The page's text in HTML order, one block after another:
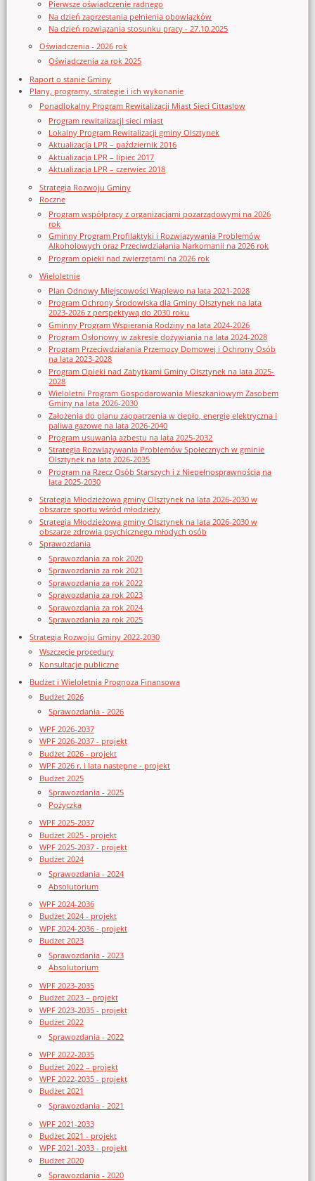
Pierwsze oświadczenie radnego
Na dzień zaprzestania pełnienia obowiązków
Na dzień rozwiązania stosunku pracy - 27.10.2025
Oświadczenia - 2026 rok
Oświadczenia za rok 2025
Raport o stanie Gminy
Plany, programy, strategie i ich wykonanie
Ponadlokalny Program Rewitalizacji Miast Sieci Cittaslow
Program rewitalizacji sieci miast
Lokalny Program Rewitalizacji gminy Olsztynek
Aktualizacja LPR – październik 2016
Aktualizacja LPR – lipiec 2017
Aktualizacja LPR – czerwiec 2018
Strategia Rozwoju Gminy
Roczne
Program współpracy z organizacjami pozarządowymi na 2026
rok
Gminny Program Profilaktyki i Rozwiązywania Problemów
Alkoholowych oraz Przeciwdziałania Narkomanii na 2026 rok
Program opieki nad zwierzętami na 2026 rok
Wieloletnie
Plan Odnowy Miejscowości Waplewo na lata 2021-2028
Program Ochrony Środowiska dla Gminy Olsztynek na lata
2023-2026 z perspektywą do 2030 roku
Gminny Program Wspierania Rodziny na lata 2024-2026
Program Osłonowy w zakresie dożywiania na lata 2024-2028
Program Przeciwdziałania Przemocy Domowej i Ochrony Osób
na lata 2023-2028
Program Opieki nad Zabytkami Gminy Olsztynek na lata 2025-
2028
Wieloletni Program Gospodarowania Mieszkaniowym Zasobem
Gminy na lata 2026-2030
Założenia do planu zaopatrzenia w ciepło, energię elektryczna i
paliwa gazowe na lata 2026-2040
Program usuwania azbestu na lata 2025-2032
Strategia Rozwiązywania Problemów Społecznych w gminie
Olsztynek na lata 2026-2035
Program na Rzecz Osób Starszych i z Niepełnosprawnością na
lata 2025-2030
Strategia Młodzieżowa gminy Olsztynek na lata 2026-2030 w
obszarze sportu wśród młodzieży
Strategia Młodzieżowa gminy Olsztynek na lata 2026-2030 w
obszarze zdrowia psychicznego młodych osób
Sprawozdania
Sprawozdania za rok 2020
Sprawozdania za rok 2021
Sprawozdania za rok 2022
Sprawozdania za rok 2023
Sprawozdania za rok 2024
Sprawozdania za rok 2025
Strategia Rozwoju Gminy 2022-2030
Wszczęcie procedury
Konsultacje publiczne
Budżet i Wieloletnia Prognoza Finansowa
Budżet 2026
Sprawozdania - 2026
WPF 2026-2037
WPF 2026-2037 - projekt
Budżet 2026 - projekt
WPF 2026 r. i lata następne - projekt
Budżet 2025
Sprawozdania - 2025
Pożyczka
WPF 2025-2037
Budżet 2025 - projekt
WPF 2025-2037 - projekt
Budżet 2024
Sprawozdania - 2024
Absolutorium
WPF 2024-2036
Budżet 2024 - projekt
WPF 2024-2036 - projekt
Budżet 2023
Sprawozdania - 2023
Absolutorium
WPF 2023-2035
Budżet 2023 – projekt
WPF 2023-2035 - projekt
Budżet 2022
Sprawozdania - 2022
WPF 2022-2035
Budżet 2022 – projekt
WPF 2022-2035 - projekt
Budżet 2021
Sprawozdania - 2021
WPF 2021-2033
Budżet 2021 - projekt
WPF 2021-2033 - projekt
Budżet 2020
Sprawozdania - 2020